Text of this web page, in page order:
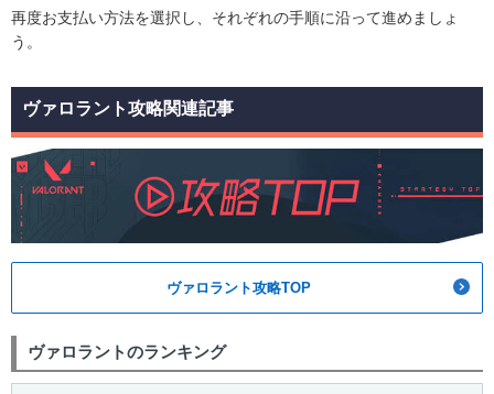
再度お支払い方法を選択し、それぞれの手順に沿って進めましょ
う。
ヴァロラント攻略関連記事
ヴァロラント攻略TOP
ヴァロラントのランキング